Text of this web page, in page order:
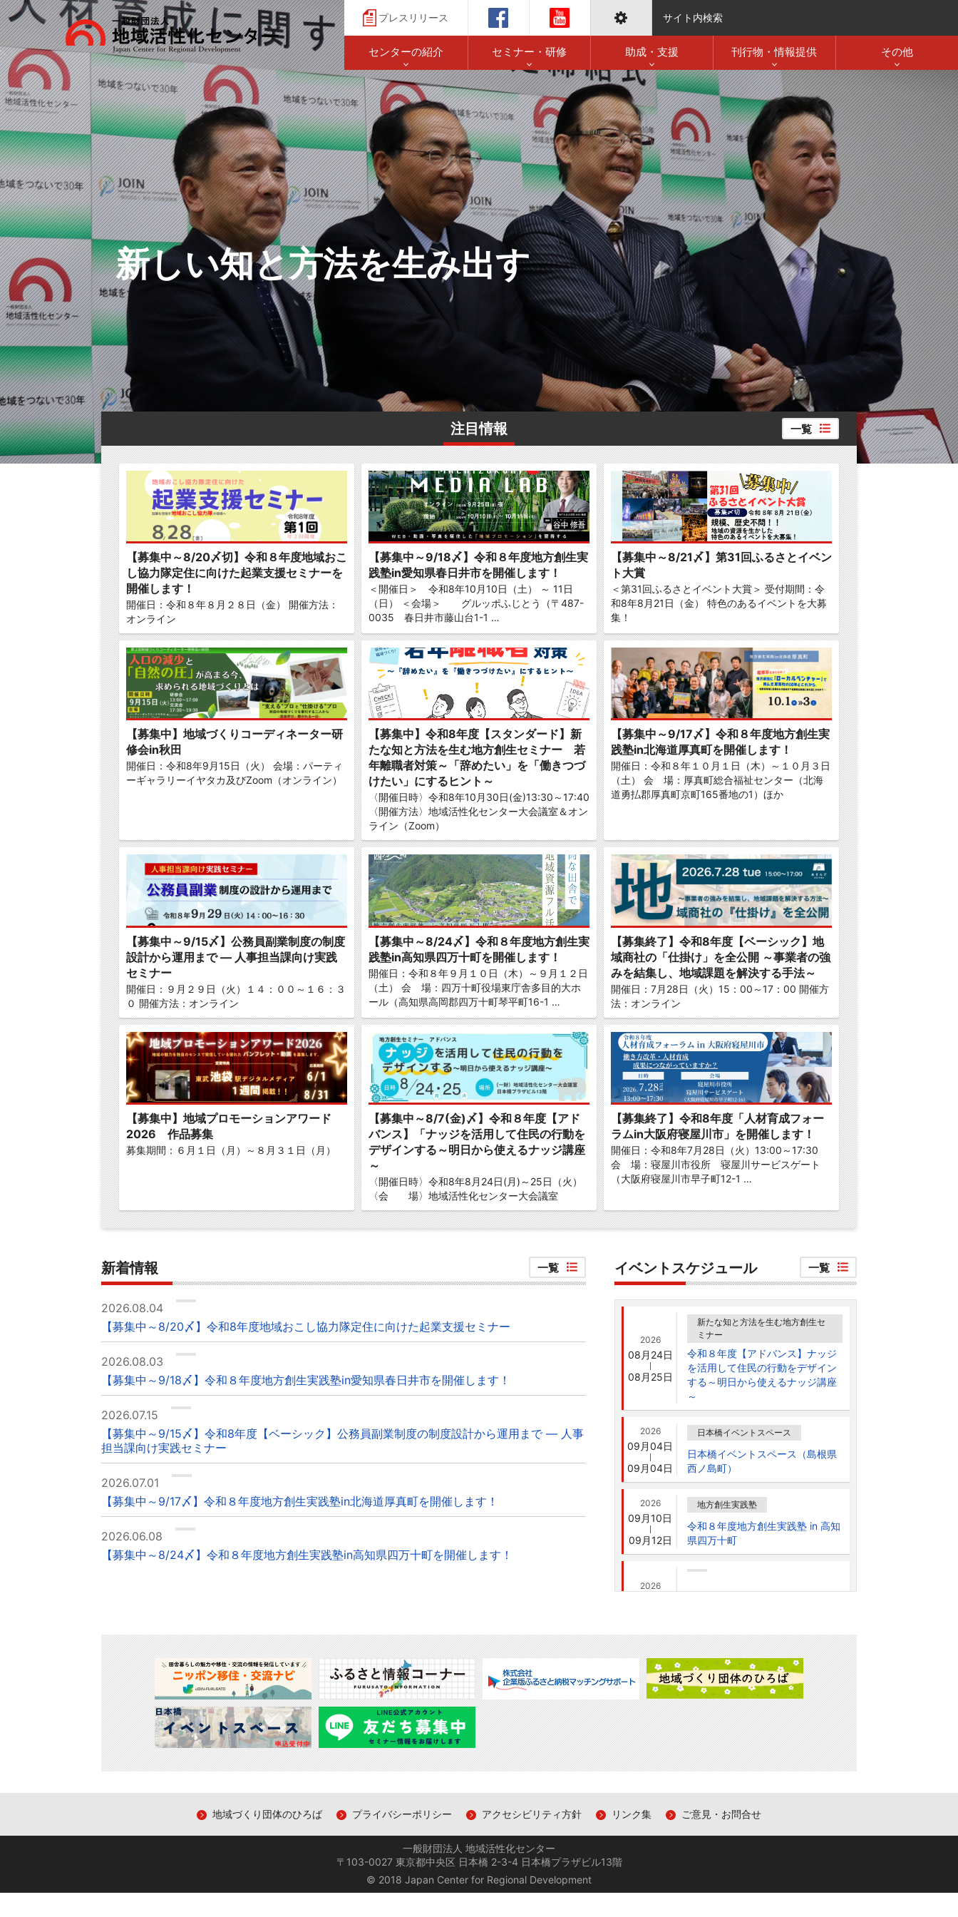
プレスリリース サイト内検索
センターの紹介 セミナー・研修 助成・支援 刊行物・情報提供 その他
新しい知と方法を生み出す
注目情報 一覧
【募集中～8/20〆切】令和８年度地域おこ
し協力隊定住に向けた起業支援セミナーを
開催します！
開催日：令和８年８月２８日（金） 開催方法：
オンライン
【募集中～9/18〆】令和８年度地方創生実
践塾in愛知県春日井市を開催します！
＜開催日＞ 令和8年10月10日（土） ～ 11日
（日） ＜会場＞ グルッポふじとう（〒487-
0035 春日井市藤山台1-1 …
【募集中～8/21〆】第31回ふるさとイベン
ト大賞
＜第31回ふるさとイベント大賞＞ 受付期間：令
和8年8月21日（金） 特色のあるイベントを大募
集！
【募集中】地域づくりコーディネーター研
修会in秋田
開催日：令和8年9月15日（火） 会場：パーティ
ーギャラリーイヤタカ及びZoom（オンライン）
【募集中】令和8年度【スタンダード】新
たな知と方法を生む地方創生セミナー 若
年離職者対策～「辞めたい」を「働きつづ
けたい」にするヒント～
〈開催日時〉令和8年10月30日(金)13:30～17:40
〈開催方法〉地域活性化センター大会議室＆オン
ライン（Zoom）
【募集中～9/17〆】令和８年度地方創生実
践塾in北海道厚真町を開催します！
開催日：令和８年１０月１日（木）～１０月３日
（土） 会 場：厚真町総合福祉センター（北海
道勇払郡厚真町京町165番地の1）ほか
【募集中～9/15〆】公務員副業制度の制度
設計から運用まで ― 人事担当課向け実践
セミナー
開催日：９月２９日（火）１４：００～１６：３
０ 開催方法：オンライン
【募集中～8/24〆】令和８年度地方創生実
践塾in高知県四万十町を開催します！
開催日：令和８年９月１０日（木）～９月１２日
（土） 会 場：四万十町役場東庁舎多目的大ホ
ール（高知県高岡郡四万十町琴平町16-1 …
【募集終了】令和8年度【ベーシック】地
域商社の「仕掛け」を全公開 ～事業者の強
みを結集し、地域課題を解決する手法～
開催日：7月28日（火）15：00～17：00 開催方
法：オンライン
【募集中】地域プロモーションアワード
2026 作品募集
募集期間：６月１日（月）～８月３１日（月）
【募集中～8/7(金)〆】令和８年度【アド
バンス】「ナッジを活用して住民の行動を
デザインする～明日から使えるナッジ講座
～
〈開催日時〉令和8年8月24日(月)～25日（火）
〈会 場〉地域活性化センター大会議室
【募集終了】令和8年度「人材育成フォー
ラムin大阪府寝屋川市」を開催します！
開催日：令和8年7月28日（火）13:00～17:30
会 場：寝屋川市役所 寝屋川サービスゲート
（大阪府寝屋川市早子町12-1 …
新着情報 一覧
2026.08.04
【募集中～8/20〆】令和8年度地域おこし協力隊定住に向けた起業支援セミナー
2026.08.03
【募集中～9/18〆】令和８年度地方創生実践塾in愛知県春日井市を開催します！
2026.07.15
【募集中～9/15〆】令和8年度【ベーシック】公務員副業制度の制度設計から運用まで ― 人事
担当課向け実践セミナー
2026.07.01
【募集中～9/17〆】令和８年度地方創生実践塾in北海道厚真町を開催します！
2026.06.08
【募集中～8/24〆】令和８年度地方創生実践塾in高知県四万十町を開催します！
イベントスケジュール 一覧
2026
08月24日
08月25日
新たな知と方法を生む地方創生セ
ミナー
令和８年度【アドバンス】ナッジ
を活用して住民の行動をデザイン
する～明日から使えるナッジ講座
～
2026
09月04日
09月04日
日本橋イベントスペース
日本橋イベントスペース（島根県
西ノ島町）
2026
09月10日
09月12日
地方創生実践塾
令和８年度地方創生実践塾 in 高知
県四万十町
2026
2026
09月18日 2026地方創生フォーラムin東京
2026
09月29日
新たな知と方法を生む地方創生セ
ミナー（ベーシック）
令和8年度【ベーシック】公務員
副業制度の制度設計から運用まで
― 人事担当課向け実践セミナー
10月01日
10月03日
厚真町
10月10日 地方創生実践塾in愛知県春日井市
地域づくり団体のひろば プライバシーポリシー アクセシビリティ方針 リンク集 ご意見・お問合せ
一般財団法人 地域活性化センター
〒103-0027 東京都中央区 日本橋 2-3-4 日本橋プラザビル13階
© 2018 Japan Center for Regional Development